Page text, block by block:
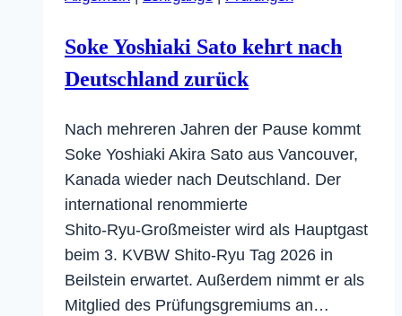
Ryu
2025!
Soke Yoshiaki Sato kehrt nach
Deutschland zurück
Nach mehreren Jahren der Pause kommt
Soke Yoshiaki Akira Sato aus Vancouver,
Kanada wieder nach Deutschland. Der
international renommierte
Shito‑Ryu‑Großmeister wird als Hauptgast
beim 3. KVBW Shito‑Ryu Tag 2026 in
Beilstein erwartet. Außerdem nimmt er als
Mitglied des Prüfungsgremiums an…